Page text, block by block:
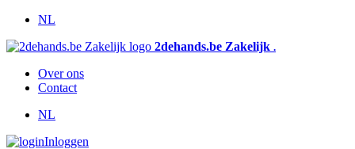
NL
2dehands.be Zakelijk .
Over ons
Contact
NL
Inloggen